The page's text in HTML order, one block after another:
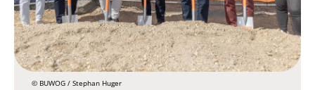
© BUWOG / Stephan Huger